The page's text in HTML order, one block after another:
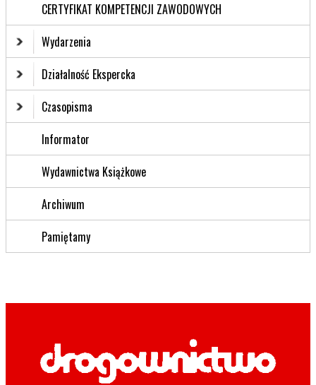
CERTYFIKAT KOMPETENCJI ZAWODOWYCH
Wydarzenia
Działalność Ekspercka
Czasopisma
Informator
Wydawnictwa Książkowe
Archiwum
Pamiętamy